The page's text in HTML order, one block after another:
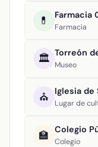
💊 Farmacia
Farmacia
🏛️ Torreón
Museo
⛪ Iglesia de
Lugar de
🏫 Colegio
Colegio